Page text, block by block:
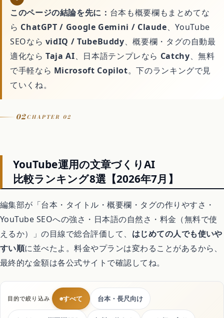
引越し
処分・回収
車・バイク・自転車
暮らしの代行サービス
コスメ・美容
ドライヤー
このページの結論を先に： 台本も概要欄もまとめてな
ら ChatGPT / Google Gemini / Claude、YouTube
SEOなら vidIQ / TubeBuddy、概要欄・タグの自動最
適化ならTaja AI、日本語テンプレなら Catchy、無料
で手軽なら Microsoft Copilot。下のランキングで見
ていくね。
02CHAPTER 02
YouTube運用の文章づくりAI
比較ランキング8選【2026年7月】
編集部が「台本・タイトル・概要欄・タグの作りやすさ・
YouTube SEOへの強さ・日本語の自然さ・料金（無料で使
えるか）」の目線で総合評価して、 はじめての人でも使いや
すい順に並べたよ。料金やプランは変わることがあるから、
最終的な金額は各公式サイトで確認してね。
目的で絞り込み ◉すべて 台本・長尺向け